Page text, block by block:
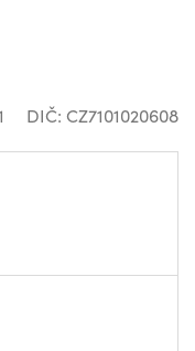
DIČ: CZ7101020608